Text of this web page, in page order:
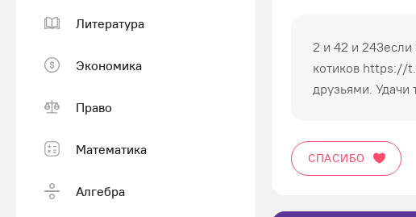
Литература
Экономика
Право
Математика
Алгебра
2 и 42 и
котиков https://
друзьями. Удачи
СПАСИБО